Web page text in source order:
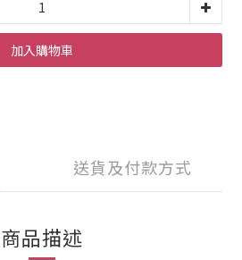
加入購物車
送貨及付款方式
商品描述